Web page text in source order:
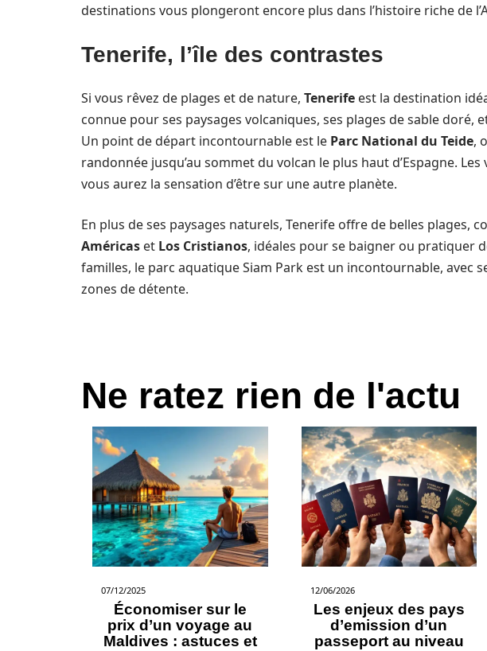
destinations vous plongeront encore plus dans l’histoire riche de
Tenerife, l’île des contrastes
Si vous rêvez de plages et de nature, Tenerife est la destination
connue pour ses paysages volcaniques, ses plages de sable doré,
Un point de départ incontournable est le Parc National du Teide,
randonnée jusqu’au sommet du volcan le plus haut d’Espagne.
vous aurez la sensation d’être sur une autre planète.
En plus de ses paysages naturels, Tenerife offre de belles plages,
Américas et Los Cristianos, idéales pour se baigner ou pratiquer
familles, le parc aquatique Siam Park est un incontournable, avec
zones de détente.
Ne ratez rien de l'actu
07/12/2025
Économiser sur le
prix d’un voyage au
Maldives : astuces et
12/06/2026
Les enjeux des pays
d’emission d’un
passeport au niveau